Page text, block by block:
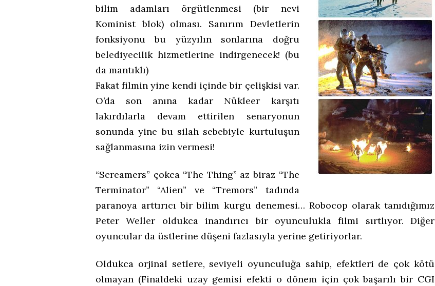
bilim adamları örgütlenmesi (bir nevi
Kominist blok) olması. Sanırım Devletlerin
fonksiyonu bu yüzyılın sonlarına doğru
belediyecilik hizmetlerine indirgenecek! (bu
da mantıklı)
Fakat filmin yine kendi içinde bir çelişkisi var.
O’da son anına kadar Nükleer karşıtı
lakırdılarla devam ettirilen senaryonun
sonunda yine bu silah sebebiyle kurtuluşun
sağlanmasına izin vermesi!
“Screamers” çokca “The Thing” az biraz “The
Terminator” “Alien” ve “Tremors” tadında
paranoya arttırıcı bir bilim kurgu denemesi… Robocop olarak tanıdığımız
Peter Weller oldukca inandırıcı bir oyunculukla filmi sırtlıyor. Diğer
oyuncular da üstlerine düşeni fazlasıyla yerine getiriyorlar.
Oldukca orjinal setlere, seviyeli oyunculuğa sahip, efektleri de çok kötü
olmayan (Finaldeki uzay gemisi efekti o dönem için çok başarılı bir CGI